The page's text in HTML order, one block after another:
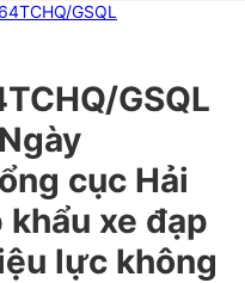
GSQL
GSQL
cục Hải
xe đạp
lực không